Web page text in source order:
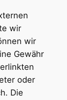
wir
wir
Gewähr
oder
Die